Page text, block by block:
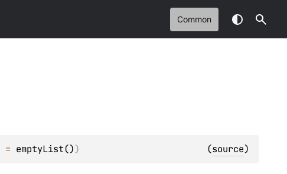
Common
= emptyList()) (source)